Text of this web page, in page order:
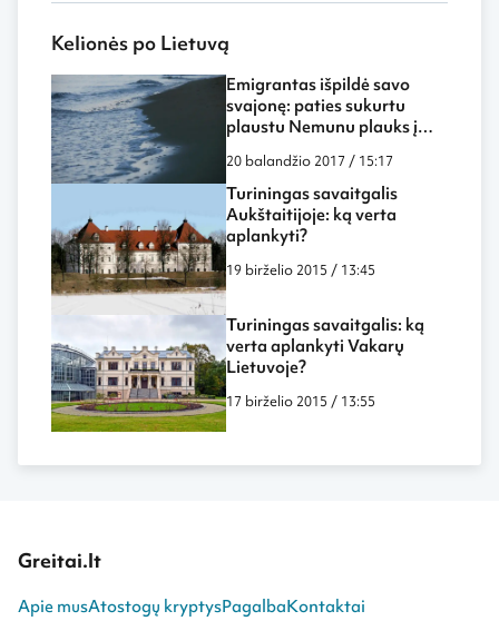
Kelionės po Lietuvą
Emigrantas išpildė savo
svajonę: paties sukurtu
plaustu Nemunu plauks į
20 balandžio 2017 / 15:17
Turiningas savaitgalis
Aukštaitijoje: ką verta
aplankyti?
19 birželio 2015 / 13:45
Turiningas savaitgalis: ką
verta aplankyti Vakarų
Lietuvoje?
17 birželio 2015 / 13:55
Greitai.lt
Apie musAtostogų kryptysPagalbaKontaktai